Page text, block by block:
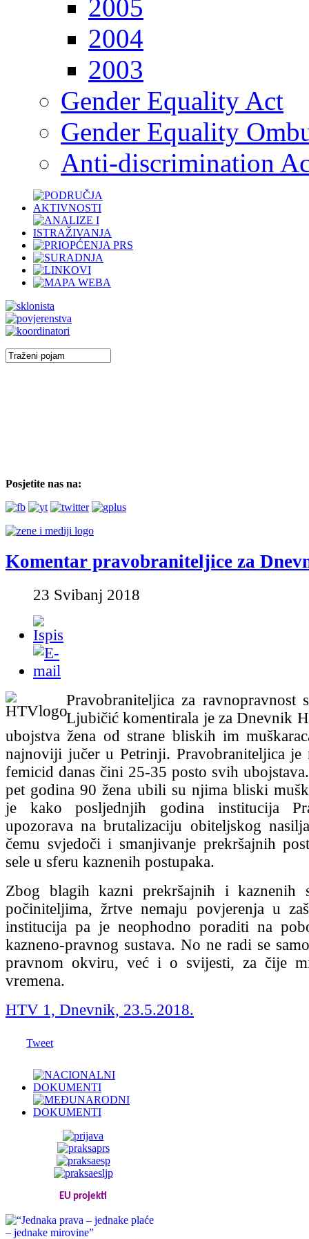
2005
2004
2003
Gender Equality Act
Gender Equality
Anti-discrimination
Posjetite nas na:
Komentar pravobraniteljice za
23 Svibanj 2018
Pravobraniteljica za ravnopravnost
Ljubičić komentirala je za Dnevnik
ubojstva žena od strane bliskih im
najnoviji jučer u Petrinji. Pravobraniteljica je
femicid danas čini 25-35 posto svih
pet godina 90 žena ubili su njima bliski
je kako posljednjih godina institucija
upozorava na brutalizaciju obiteljskog
čemu svjedoči i smanjivanje prekršajnih
sele u sferu kaznenih postupaka.
Zbog blagih kazni prekršajnih i kaznenih
počiniteljima, žrtve nemaju povjerenja u
institucija pa je neophodno poraditi na
kazneno-pravnog sustava. No ne radi se
pravnom okviru, već i o svijesti, za čije
vremena.
HTV 1, Dnevnik, 23.5.2018.
Tweet
EU projekti